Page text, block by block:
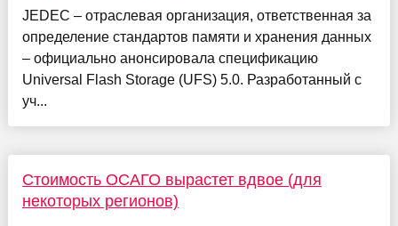
JEDEC – отраслевая организация, ответственная за
определение стандартов памяти и хранения данных
– официально анонсировала спецификацию
Universal Flash Storage (UFS) 5.0. Разработанный с
уч...
Стоимость ОСАГО вырастет вдвое (для
некоторых регионов)